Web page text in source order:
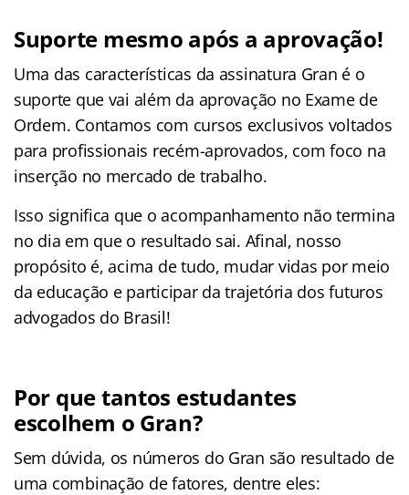
Suporte mesmo após a aprovação!
Uma das características da assinatura Gran é o
suporte que vai além da aprovação no Exame de
Ordem. Contamos com cursos exclusivos voltados
para profissionais recém-aprovados, com foco na
inserção no mercado de trabalho.
Isso significa que o acompanhamento não termina
no dia em que o resultado sai. Afinal, nosso
propósito é, acima de tudo, mudar vidas por meio
da educação e participar da trajetória dos futuros
advogados do Brasil!
Por que tantos estudantes
escolhem o Gran?
Sem dúvida, os números do Gran são resultado de
uma combinação de fatores, dentre eles: